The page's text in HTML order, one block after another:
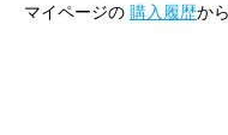
マイページの 購入履歴か